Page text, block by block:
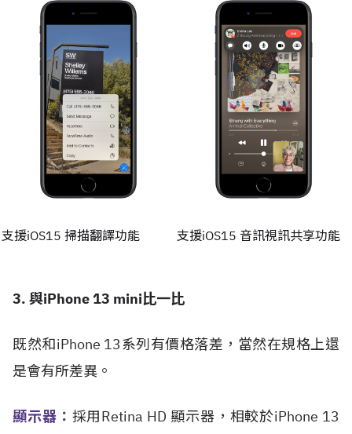
支援iOS15 掃描翻譯功能 支援iOS15 音訊視訊共享功能
3. 與iPhone 13 mini比一比
既然和iPhone 13系列有價格落差，當然在規格上還
是會有所差異。
顯示器： 採用Retina HD 顯示器，相較於iPhone 13